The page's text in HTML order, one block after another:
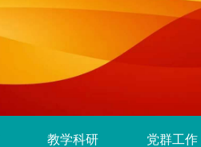
教学科研 党群工作